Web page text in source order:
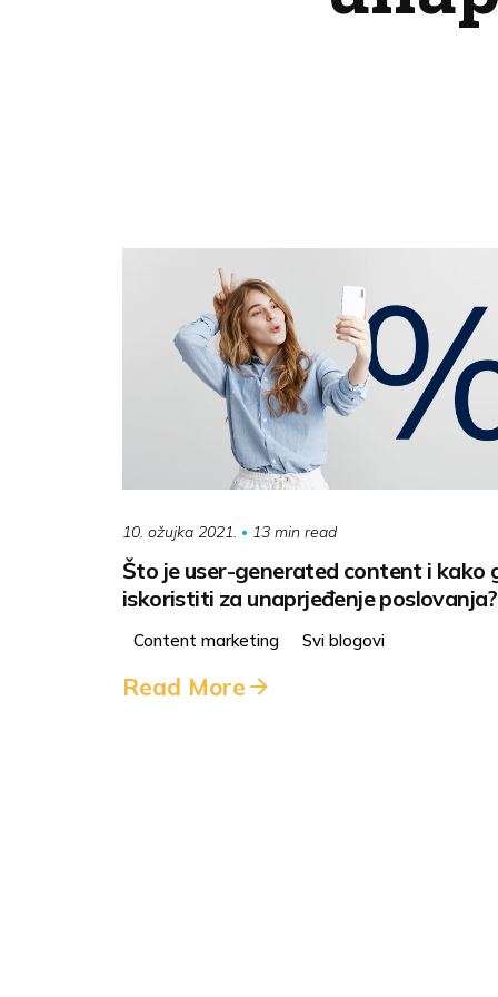
10. ožujka 2021. 13 min read
Što je user-generated content i kako
iskoristiti za unaprjeđenje poslovanja?
Content marketing Svi blogovi
Read More